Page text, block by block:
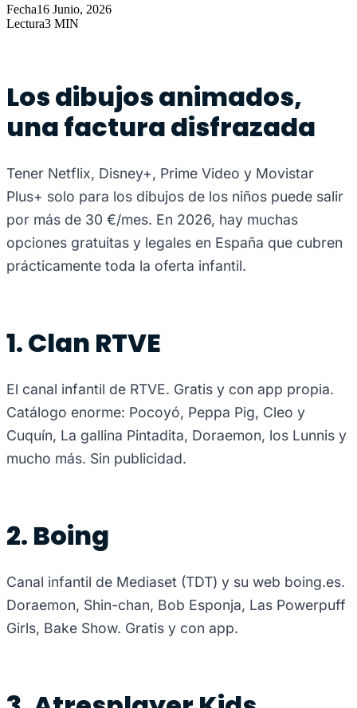
Fecha16 Junio, 2026
Lectura3 MIN
Los dibujos animados,
una factura disfrazada
Tener Netflix, Disney+, Prime Video y Movistar
Plus+ solo para los dibujos de los niños puede salir
por más de 30 €/mes. En 2026, hay muchas
opciones gratuitas y legales en España que cubren
prácticamente toda la oferta infantil.
1. Clan RTVE
El canal infantil de RTVE. Gratis y con app propia.
Catálogo enorme: Pocoyó, Peppa Pig, Cleo y
Cuquín, La gallina Pintadita, Doraemon, los Lunnis y
mucho más. Sin publicidad.
2. Boing
Canal infantil de Mediaset (TDT) y su web boing.es.
Doraemon, Shin-chan, Bob Esponja, Las Powerpuff
Girls, Bake Show. Gratis y con app.